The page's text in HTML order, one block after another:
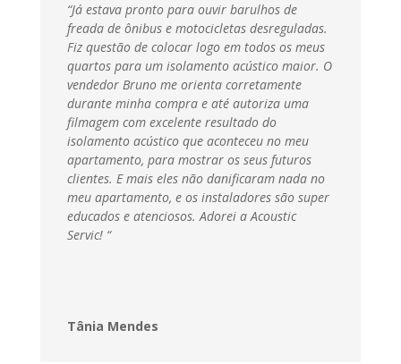
“Já estava pronto para ouvir barulhos de
freada de ônibus e motocicletas desreguladas.
Fiz questão de colocar logo em todos os meus
quartos para um isolamento acústico maior. O
vendedor Bruno me orienta corretamente
durante minha compra e até autoriza uma
filmagem com excelente resultado do
isolamento acústico que aconteceu no meu
apartamento, para mostrar os seus futuros
clientes. E mais eles não danificaram nada no
meu apartamento, e os instaladores são super
educados e atenciosos. Adorei a Acoustic
Servic! “
Tânia Mendes